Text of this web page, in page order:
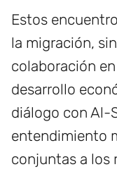
Estos
la migración,
colaboración
desarrollo
diálogo con Al-
entendimiento
conjuntas a los